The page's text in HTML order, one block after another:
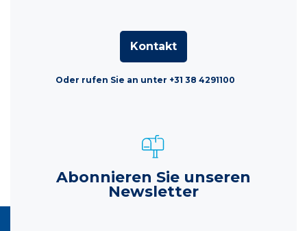
Kontakt
Oder rufen Sie an unter +31 38 4291100
Abonnieren Sie unseren
Newsletter